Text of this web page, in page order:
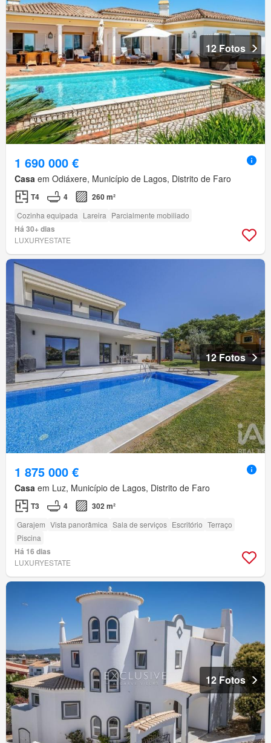
12 Fotos
1 690 000 €
Casa em Odiáxere, Município de Lagos, Distrito de Faro
T4 4 260 m²
Cozinha equipada Lareira Parcialmente mobiliado
Há 30+ dias
LUXURYESTATE
12 Fotos
1 875 000 €
Casa em Luz, Município de Lagos, Distrito de Faro
T3 4 302 m²
Garajem Vista panorâmica Sala de serviços Escritório Terraço
Piscina
Há 16 dias
LUXURYESTATE
12 Fotos